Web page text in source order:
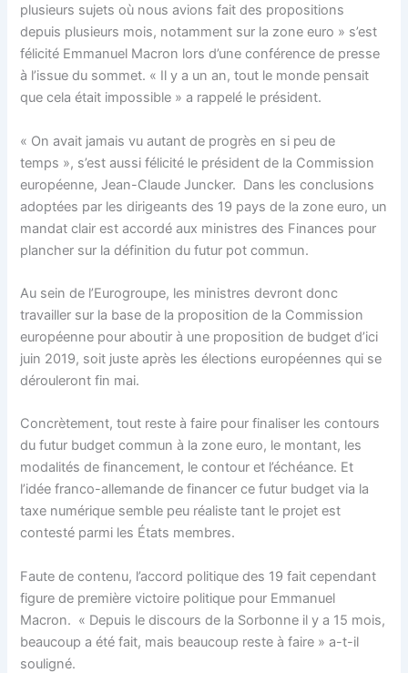
plusieurs sujets où nous avions fait des propositions
depuis plusieurs mois, notamment sur la zone euro » s’est
félicité Emmanuel Macron lors d’une conférence de presse
à l’issue du sommet. « Il y a un an, tout le monde pensait
que cela était impossible » a rappelé le président.
« On avait jamais vu autant de progrès en si peu de
temps », s’est aussi félicité le président de la Commission
européenne, Jean-Claude Juncker. Dans les conclusions
adoptées par les dirigeants des 19 pays de la zone euro, un
mandat clair est accordé aux ministres des Finances pour
plancher sur la définition du futur pot commun.
Au sein de l’Eurogroupe, les ministres devront donc
travailler sur la base de la proposition de la Commission
européenne pour aboutir à une proposition de budget d’ici
juin 2019, soit juste après les élections européennes qui se
dérouleront fin mai.
Concrètement, tout reste à faire pour finaliser les contours
du futur budget commun à la zone euro, le montant, les
modalités de financement, le contour et l’échéance. Et
l’idée franco-allemande de financer ce futur budget via la
taxe numérique semble peu réaliste tant le projet est
contesté parmi les États membres.
Faute de contenu, l’accord politique des 19 fait cependant
figure de première victoire politique pour Emmanuel
Macron. « Depuis le discours de la Sorbonne il y a 15 mois,
beaucoup a été fait, mais beaucoup reste à faire » a-t-il
souligné.